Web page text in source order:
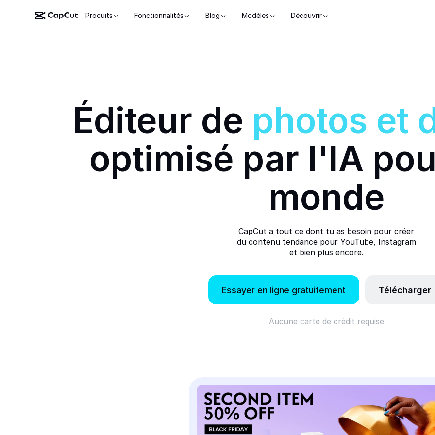
Produits Fonctionnalités Blog Modèles Découvrir
Éditeur de photos et
optimisé par l'IA
monde
CapCut a tout ce dont tu as besoin pour créer
du contenu tendance pour YouTube, Instagram
et bien plus encore.
Essayer en ligne gratuitement Télécharger
Aucune carte de crédit requise